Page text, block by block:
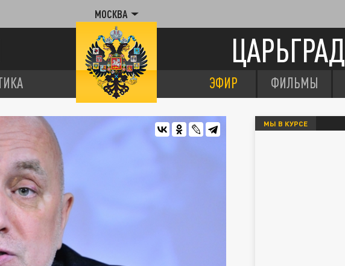
МОСКВА
ЦАРЬГРАД
ЭФИР ФИЛЬМЫ
МЫ В КУРСЕ